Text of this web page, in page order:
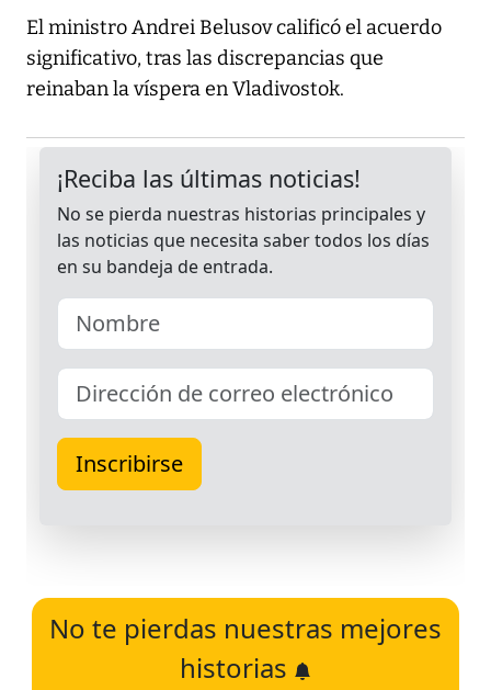
El ministro Andrei Belusov calificó el acuerdo
significativo, tras las discrepancias que
reinaban la víspera en Vladivostok.
No te pierdas nuestras mejores
historias